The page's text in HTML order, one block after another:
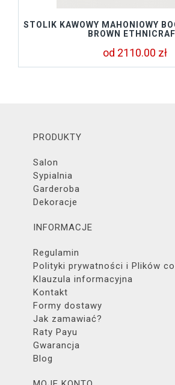
STOLIK KAWOWY MAHONIOWY
BROWN
od 2110.00 zł
PRODUKTY
Salon
Sypialnia
Garderoba
Dekoracje
INFORMACJE
Regulamin
Polityki prywatności i Plików
Klauzula informacyjna
Kontakt
Formy dostawy
Jak zamawiać?
Raty Payu
Gwarancja
Blog